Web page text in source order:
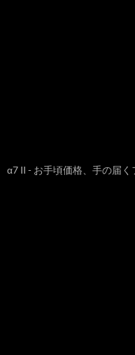
α7 II - お手頃価格、手の届